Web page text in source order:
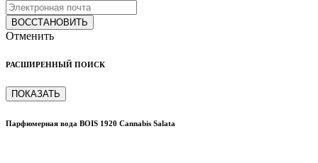
ВОССТАНОВИТЬ
Отменить
РАСШИРЕННЫЙ ПОИСК
ПОКАЗАТЬ
Парфюмерная вода BOIS 1920 Cannabis Salata